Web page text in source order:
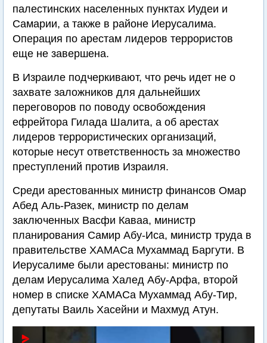
палестинских населенных пунктах Иудеи и
Самарии, а также в районе Иерусалима.
Операция по арестам лидеров террористов
еще не завершена.
В Израиле подчеркивают, что речь идет не о
захвате заложников для дальнейших
переговоров по поводу освобождения
ефрейтора Гилада Шалита, а об арестах
лидеров террористических организаций,
которые несут ответственность за множество
преступлений против Израиля.
Среди арестованных министр финансов Омар
Абед Аль-Разек, министр по делам
заключенных Васфи Каваа, министр
планирования Самир Абу-Иса, министр труда в
правительстве ХАМАСа Мухаммад Баргути. В
Иерусалиме были арестованы: министр по
делам Иерусалима Халед Абу-Арфа, второй
номер в списке ХАМАСа Мухаммад Абу-Тир,
депутаты Ваиль Хасейни и Махмуд Атун.